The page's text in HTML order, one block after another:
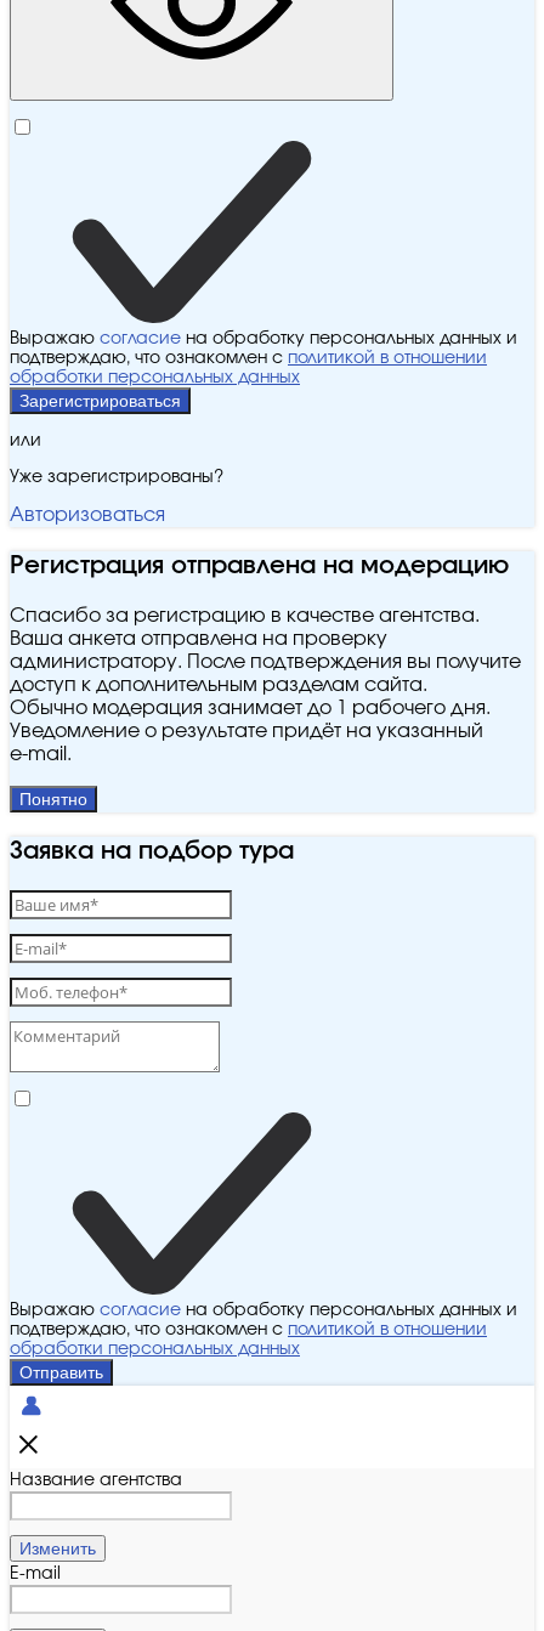
Выражаю согласие на обработку персональных данных и
подтверждаю, что ознакомлен с политикой в отношении
обработки персональных данных
Зарегистрироваться
или
Уже зарегистрированы?
Авторизоваться
Регистрация отправлена на модерацию
Спасибо за регистрацию в качестве агентства.
Ваша анкета отправлена на проверку
администратору. После подтверждения вы получите
доступ к дополнительным разделам сайта.
Обычно модерация занимает до 1 рабочего дня.
Уведомление о результате придёт на указанный
e‑mail.
Понятно
Заявка на подбор тура
Выражаю согласие на обработку персональных данных и
подтверждаю, что ознакомлен с политикой в отношении
обработки персональных данных
Отправить
Название агентства
Изменить
E-mail